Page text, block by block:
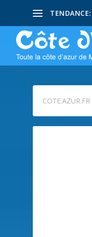
TENDANCE:
COTE.AZUR.FR